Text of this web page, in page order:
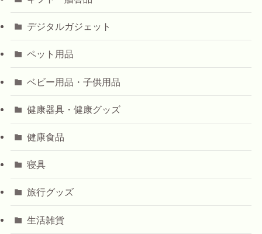
デジタルガジェット
ペット用品
ベビー用品・子供用品
健康器具・健康グッズ
健康食品
寝具
旅行グッズ
生活雑貨